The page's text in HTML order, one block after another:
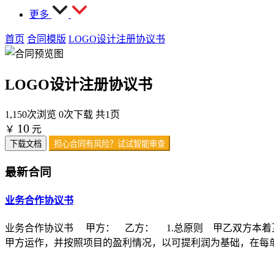
更多
首页 合同模版 LOGO设计注册协议书
LOGO设计注册协议书
1,150次浏览 0次下载 共1页
￥ 10 元
下载文档 担心合同有风险？试试智能审查
最新合同
业务合作协议书
业务合作协议书 甲方： 乙方： 1.总原则 甲乙双方本着互
甲方运作，并按照项目的盈利情况，以可提利润为基础，在每